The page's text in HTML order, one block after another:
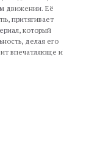
движении. Её
притягивает
который
делая его
впечатляюще и